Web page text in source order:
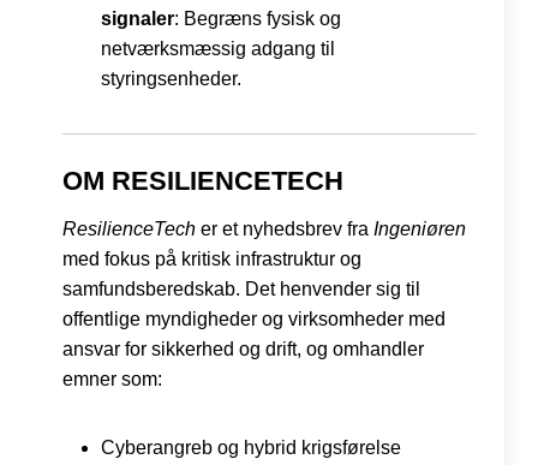
signaler: Begræns fysisk og
netværksmæssig adgang til
styringsenheder.
OM RESILIENCETECH
ResilienceTech er et nyhedsbrev fra Ingeniøren
med fokus på kritisk infrastruktur og
samfundsberedskab. Det henvender sig til
offentlige myndigheder og virksomheder med
ansvar for sikkerhed og drift, og omhandler
emner som:
Cyberangreb og hybrid krigsførelse